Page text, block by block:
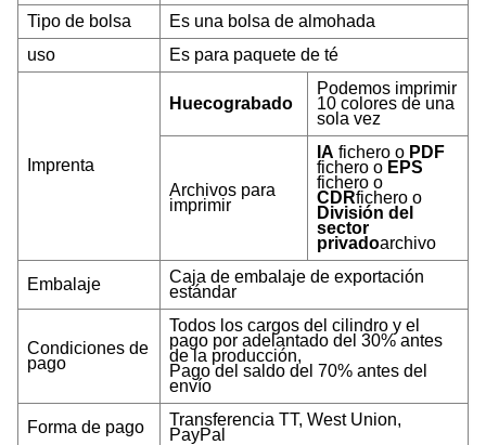
Tipo de bolsa
Es una bolsa de almohada
uso
Es para paquete de té
Imprenta
Huecograbado
Podemos imprimir
10 colores de una
sola vez
Archivos para
imprimir
IA fichero o PDF
fichero o EPS
fichero o
CDRfichero o
División del
sector
privadoarchivo
Embalaje
Caja de embalaje de exportación
estándar
Condiciones de
pago
Todos los cargos del cilindro y el
pago por adelantado del 30% antes
de la producción,
Pago del saldo del 70% antes del
envío
Forma de pago
Transferencia TT, West Union,
PayPal